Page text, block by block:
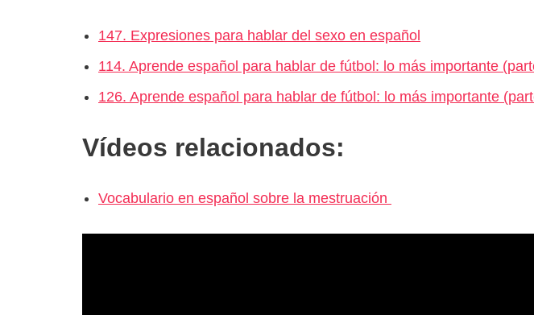
147. Expresiones para hablar del sexo en español
114. Aprende español para hablar de fútbol: lo más importante
126. Aprende español para hablar de fútbol: lo más importante
Vídeos relacionados:
Vocabulario en español sobre la mestruación